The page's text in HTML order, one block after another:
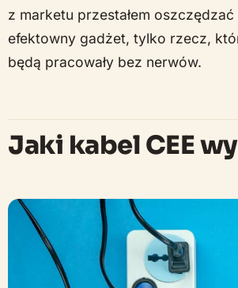
z marketu przestałem
efektowny gadżet, tylko rzecz,
będą pracowały bez nerwów.
Jaki kabel CEE